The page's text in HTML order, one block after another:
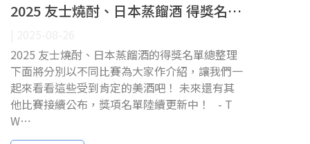
2025 友士燒酎、日本蒸餾酒 得獎名單～
2025 友士燒酎、日本蒸餾酒的得獎名單總整理
下面將分別以不同比賽為大家作介紹，讓我們一
起來看看這些受到肯定的美酒吧！ 未來還有其
他比賽接續公布，獎項名單陸續更新中！ - T
W⋯